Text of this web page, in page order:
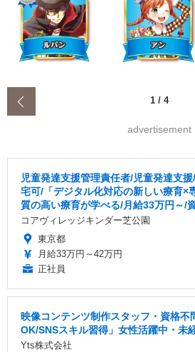
1 / 4
advertisement
児童発達支援管理責任者/児童発達⽀
宅可/「デジタル化対応の新しい療育×
質の高い療育が学べる/月給33万円～/
コアヴィレッジキンダー芝公園
東京都
月給33万円～42万円
正社員
映像コンテンツ制作スタッフ・資格不
OK/SNSスキル習得」女性活躍中・未
Yts株式会社